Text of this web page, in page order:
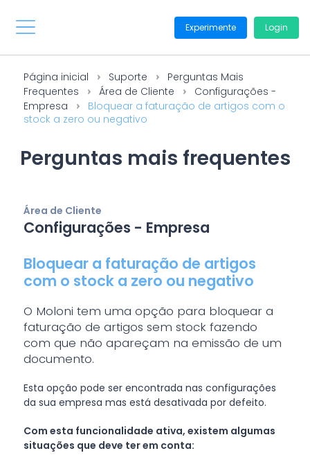
Experimente Login
Página inicial Suporte
Perguntas Mais
Frequentes
Área de Cliente
Configurações -
Empresa
Bloquear a faturação de artigos com o
stock a zero ou negativo
Perguntas mais frequentes
Área de Cliente
Configurações - Empresa
Bloquear a faturação de artigos
com o stock a zero ou negativo
O Moloni tem uma opção para bloquear a
faturação de artigos sem stock fazendo
com que não apareçam na emissão de um
documento.
Esta opção pode ser encontrada nas configurações
da sua empresa mas está desativada por defeito.
Com esta funcionalidade ativa, existem algumas
situações que deve ter em conta: